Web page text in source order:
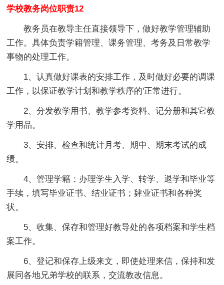
学校教务岗位职责12
教务员在教导主任直接领导下，做好教学管理辅助
工作。具体负责学籍管理、课务管理、考务及日常教学
事物的处理工作。
1、认真做好课表的安排工作，及时做好必要的调课
工作，以保证教学计划和教学秩序的'正常进行。
2、分发教学用书、教学参考资料、记分册和其它教
学用品。
3、安排、检查和统计月考、期中、期末考试的成
绩。
4、管理学籍：办理学生入学、转学、退学和毕业等
手续，填写毕业证书、结业证书；肄业证书和各种奖
状。
5、收集、保存和管理好教导处的各项档案和学生档
案工作。
6、登记和保存上级来文，即使处理来信，保持和发
展同各地兄弟学校的联系，交流教改信息。